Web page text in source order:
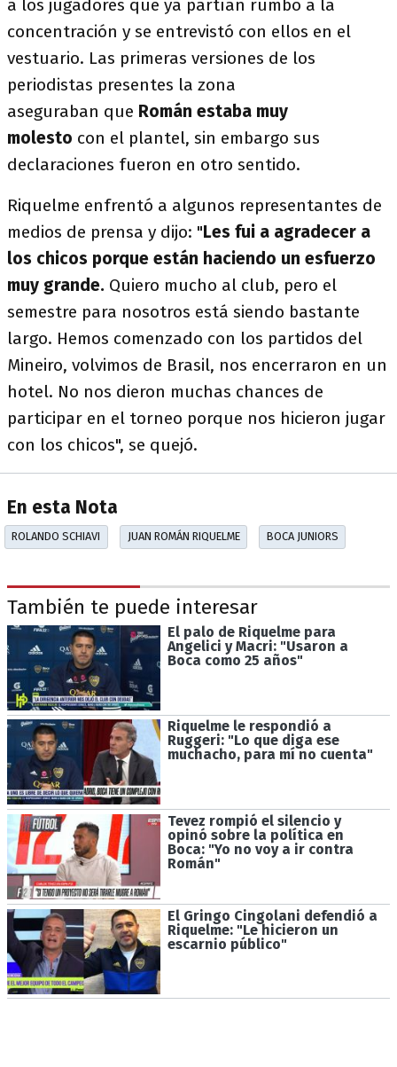
a los jugadores que ya partían rumbo a la
concentración y se entrevistó con ellos en el
vestuario. Las primeras versiones de los
periodistas presentes la zona
aseguraban que Román estaba muy
molesto con el plantel, sin embargo sus
declaraciones fueron en otro sentido.
Riquelme enfrentó a algunos representantes de
medios de prensa y dijo: "Les fui a agradecer a
los chicos porque están haciendo un esfuerzo
muy grande. Quiero mucho al club, pero el
semestre para nosotros está siendo bastante
largo. Hemos comenzado con los partidos del
Mineiro, volvimos de Brasil, nos encerraron en un
hotel. No nos dieron muchas chances de
participar en el torneo porque nos hicieron jugar
con los chicos", se quejó.
En esta Nota
ROLANDO SCHIAVI JUAN ROMÁN RIQUELME BOCA JUNIORS
También te puede interesar
El palo de Riquelme para
Angelici y Macri: "Usaron a
Boca como 25 años"
Riquelme le respondió a
Ruggeri: "Lo que diga ese
muchacho, para mí no cuenta"
Tevez rompió el silencio y
opinó sobre la política en
Boca: "Yo no voy a ir contra
Román"
El Gringo Cingolani defendió a
Riquelme: "Le hicieron un
escarnio público"